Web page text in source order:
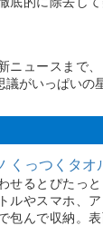
ニュースまで
議がいっぱいの
くっつくタオ
せるとぴたっ
ルやスマホ、
包んで収納。